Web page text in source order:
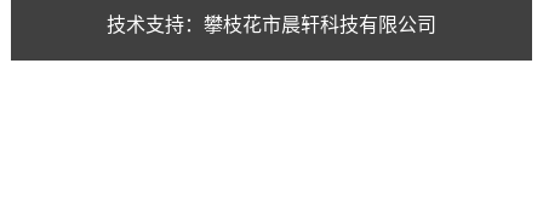
技术支持：攀枝花市晨轩科技有限公司